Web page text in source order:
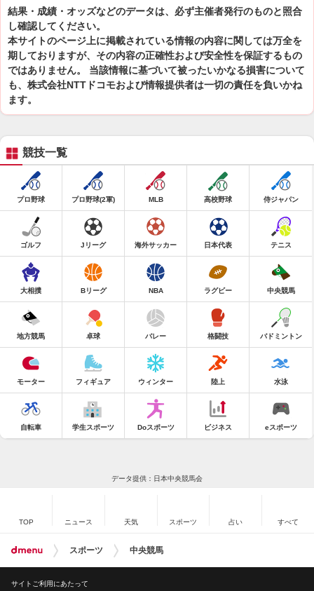
結果・成績・オッズなどのデータは、必ず主催者発行のものと照合
し確認してください。
本サイトのページ上に掲載されている情報の内容に関しては万全を
期しておりますが、その内容の正確性および安全性を保証するもの
ではありません。 当該情報に基づいて被ったいかなる損害について
も、株式会社NTTドコモおよび情報提供者は一切の責任を負いかね
ます。
競技一覧
プロ野球 プロ野球(2軍) MLB 高校野球 侍ジャパン
ゴルフ Jリーグ 海外サッカー 日本代表 テニス
大相撲 Bリーグ NBA ラグビー 中央競馬
地方競馬 卓球 バレー 格闘技 バドミントン
モーター フィギュア ウィンター 陸上 水泳
自転車 学生スポーツ Doスポーツ ビジネス eスポーツ
データ提供：日本中央競馬会
TOP ニュース 天気 スポーツ 占い すべて
スポーツ 中央競馬
サイトご利用にあたって